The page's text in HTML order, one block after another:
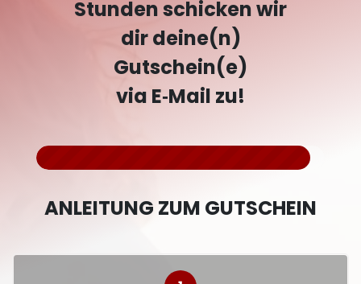
Stunden schicken wir
dir deine(n)
Gutschein(e)
via E‑Mail zu!
ANLEITUNG ZUM GUTSCHEIN